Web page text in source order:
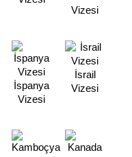
Vizesi
İspanya
Vizesi
İsrail
Vizesi